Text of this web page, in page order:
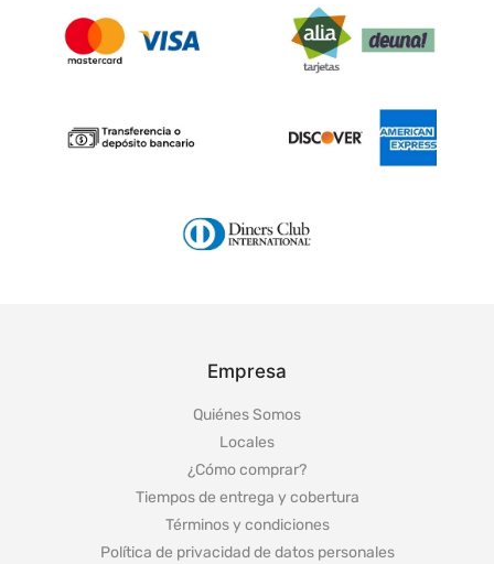
Empresa
Quiénes Somos
Locales
¿Cómo comprar?
Tiempos de entrega y cobertura
Términos y condiciones
Política de privacidad de datos personales